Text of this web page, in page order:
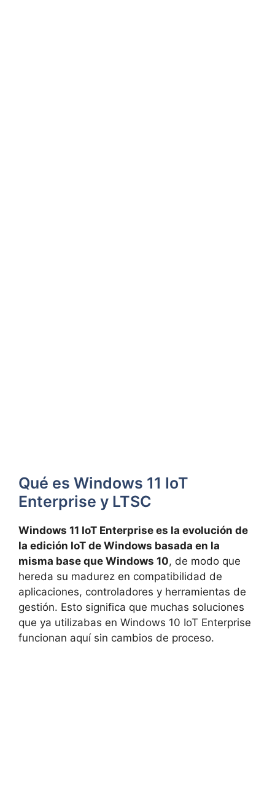
Qué es Windows 11 IoT
Enterprise y LTSC
Windows 11 IoT Enterprise es la evolución de
la edición IoT de Windows basada en la
misma base que Windows 10, de modo que
hereda su madurez en compatibilidad de
aplicaciones, controladores y herramientas de
gestión. Esto significa que muchas soluciones
que ya utilizabas en Windows 10 IoT Enterprise
funcionan aquí sin cambios de proceso.